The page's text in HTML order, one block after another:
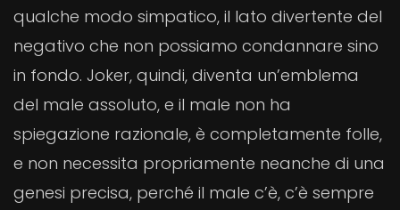
qualche modo simpatico, il lato divertente del
negativo che non possiamo condannare sino
in fondo. Joker, quindi, diventa un’emblema
del male assoluto, e il male non ha
spiegazione razionale, è completamente folle,
e non necessita propriamente neanche di una
genesi precisa, perché il male c’è, c’è sempre